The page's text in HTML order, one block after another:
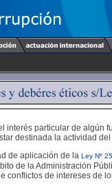
interés particular de algún
destinada la actividad del
de aplicación de la Ley Nº
de la Administración
conflictos de intereses de